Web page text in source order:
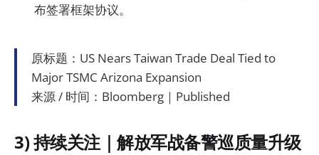
布签署框架协议。
原标题：US Nears Taiwan Trade Deal Tied to
Major TSMC Arizona Expansion
来源 / 时间：Bloomberg｜Published
3) 持续关注｜解放军战备警巡质量升级